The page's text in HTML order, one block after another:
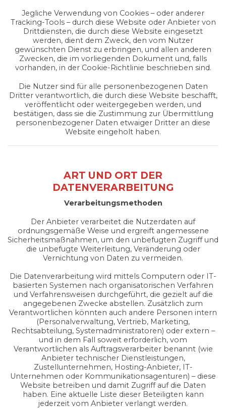
Jegliche Verwendung von Cookies – oder anderer
Tracking-Tools – durch diese Website oder Anbieter von
Drittdiensten, die durch diese Website eingesetzt
werden, dient dem Zweck, den vom Nutzer
gewünschten Dienst zu erbringen, und allen anderen
Zwecken, die im vorliegenden Dokument und, falls
vorhanden, in der Cookie-Richtlinie beschrieben sind.
Die Nutzer sind für alle personenbezogenen Daten
Dritter verantwortlich, die durch diese Website beschafft,
veröffentlicht oder weitergegeben werden, und
bestätigen, dass sie die Zustimmung zur Übermittlung
personenbezogener Daten etwaiger Dritter an diese
Website eingeholt haben.
ART UND ORT DER
DATENVERARBEITUNG
Verarbeitungsmethoden
Der Anbieter verarbeitet die Nutzerdaten auf
ordnungsgemäße Weise und ergreift angemessene
Sicherheitsmaßnahmen, um den unbefugten Zugriff und
die unbefugte Weiterleitung, Veränderung oder
Vernichtung von Daten zu vermeiden.
Die Datenverarbeitung wird mittels Computern oder IT-
basierten Systemen nach organisatorischen Verfahren
und Verfahrensweisen durchgeführt, die gezielt auf die
angegebenen Zwecke abstellen. Zusätzlich zum
Verantwortlichen könnten auch andere Personen intern
(Personalverwaltung, Vertrieb, Marketing,
Rechtsabteilung, Systemadministratoren) oder extern –
und in dem Fall soweit erforderlich, vom
Verantwortlichen als Auftragsverarbeiter benannt (wie
Anbieter technischer Dienstleistungen,
Zustellunternehmen, Hosting-Anbieter, IT-
Unternehmen oder Kommunikationsagenturen) – diese
Website betreiben und damit Zugriff auf die Daten
haben. Eine aktuelle Liste dieser Beteiligten kann
jederzeit vom Anbieter verlangt werden.